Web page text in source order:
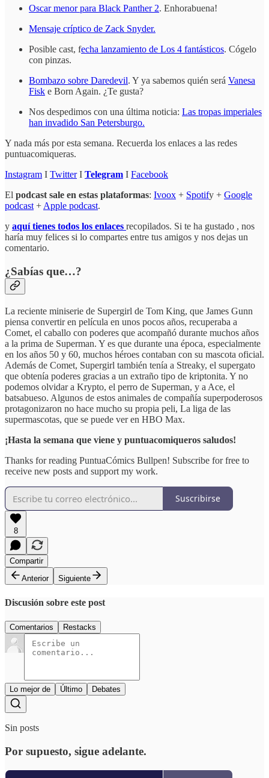
Oscar menor para Black Panther 2. Enhorabuena!
Mensaje críptico de Zack Snyder.
Posible cast, fecha lanzamiento de Los 4 fantásticos. Cógelo
con pinzas.
Bombazo sobre Daredevil. Y ya sabemos quién será Vanesa
Fisk e Born Again. ¿Te gusta?
Nos despedimos con una última noticia: Las tropas imperiales
han invadido San Petersburgo.
Y nada más por esta semana. Recuerda los enlaces a las redes
puntuacomiqueras.
Instagram I TwitterI Telegram I Facebook
El podcast sale en estas plataformas: Ivoox + Spotify + Google
podcast + Apple podcast.
y aquí tienes todos los enlaces recopilados. Si te ha gustado , nos
haría muy felices si lo compartes entre tus amigos y nos dejas un
comentario.
¿Sabías que…?
La reciente miniserie de Supergirl de Tom King, que James Gunn
piensa convertir en película en unos pocos años, recuperaba a
Comet, el caballo con poderes que acompañó durante muchos años
a la prima de Superman. Y es que durante una época, especialmente
en los años 50 y 60, muchos héroes contaban con su mascota oficial.
Además de Comet, Supergirl también tenía a Streaky, el supergato
que obtenía poderes gracias a un extraño tipo de kriptonita. Y no
podemos olvidar a Krypto, el perro de Superman, y a Ace, el
batsabueso. Algunos de estos animales de compañía superpoderosos
protagonizaron no hace mucho su propia peli, La liga de las
supermascotas, que se puede ver en HBO Max.
¡Hasta la semana que viene y puntuacomiqueros saludos!
Thanks for reading PuntuaCómics Bullpen! Subscribe for free to
receive new posts and support my work.
Suscribirse
8
Compartir
Anterior
Siguiente
Discusión sobre este post
Comentarios Restacks
Lo mejor de Último Debates
Sin posts
Por supuesto, sigue adelante.